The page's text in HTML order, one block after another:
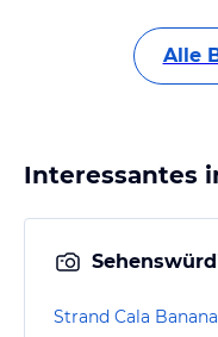
Alle
Interessantes
Strand Cala Banana